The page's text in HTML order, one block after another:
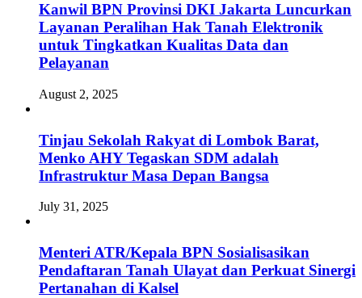
Kanwil BPN Provinsi DKI Jakarta Luncurkan
Layanan Peralihan Hak Tanah Elektronik
untuk Tingkatkan Kualitas Data dan
Pelayanan
August 2, 2025
Tinjau Sekolah Rakyat di Lombok Barat,
Menko AHY Tegaskan SDM adalah
Infrastruktur Masa Depan Bangsa
July 31, 2025
Menteri ATR/Kepala BPN Sosialisasikan
Pendaftaran Tanah Ulayat dan Perkuat Sinergi
Pertanahan di Kalsel